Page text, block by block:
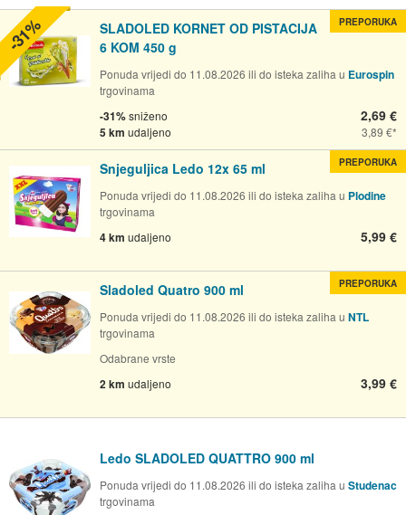
SLADOLED KORNET OD PISTACIJA
6 KOM 450 g
Ponuda vrijedi do 11.08.2026 ili do isteka zaliha u Eurospin
trgovinama
-31%sniženo
5 km udaljeno
2,69 €
3,89 €
PREPORUKA
-31%
Snjeguljica Ledo 12x 65 ml
Ponuda vrijedi do 11.08.2026 ili do isteka zaliha u Plodine
trgovinama
4 km udaljeno 5,99 €
PREPORUKA
Sladoled Quatro 900 ml
Ponuda vrijedi do 11.08.2026 ili do isteka zaliha u NTL
trgovinama
Odabrane vrste
2 km udaljeno 3,99 €
PREPORUKA
Ledo SLADOLED QUATTRO 900 ml
Ponuda vrijedi do 11.08.2026 ili do isteka zaliha u Studenac
trgovinama